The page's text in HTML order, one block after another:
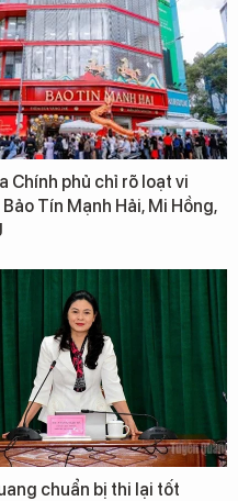
Chính phủ chỉ rõ loạt vi
Tín Mạnh Hải, Mi Hồng,
chuẩn bị thi lại tốt